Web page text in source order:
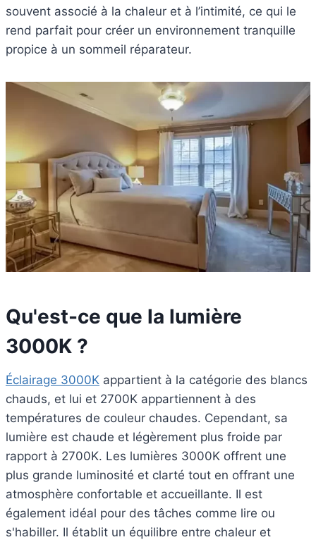
souvent associé à la chaleur et à l’intimité, ce qui le
rend parfait pour créer un environnement tranquille
propice à un sommeil réparateur.
Qu'est-ce que la lumière
3000K ?
Éclairage 3000K appartient à la catégorie des blancs
chauds, et lui et 2700K appartiennent à des
températures de couleur chaudes. Cependant, sa
lumière est chaude et légèrement plus froide par
rapport à 2700K. Les lumières 3000K offrent une
plus grande luminosité et clarté tout en offrant une
atmosphère confortable et accueillante. Il est
également idéal pour des tâches comme lire ou
s'habiller. Il établit un équilibre entre chaleur et